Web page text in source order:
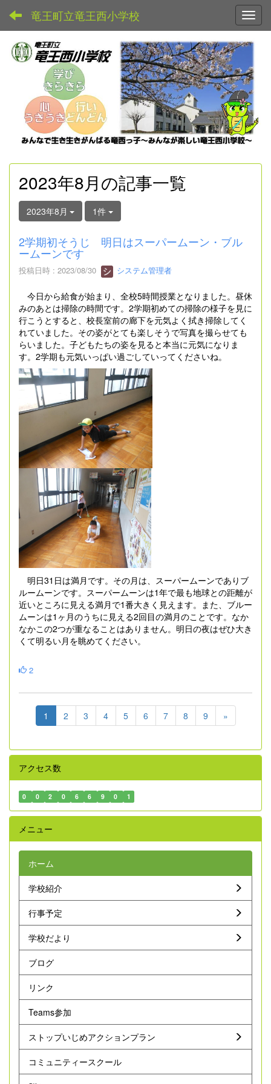
竜王町立竜王西小学校
2023年8月の記事一覧
2023年8月 1件
2学期初そうじ 明日はスーパームーン・ブル
ームーンです
投稿日時 : 2023/08/30 システム管理者
今日から給食が始まり、全校5時間授業となりました。昼休
みのあとは掃除の時間です。2学期初めての掃除の様子を見に
行こうとすると、校長室前の廊下を元気よく拭き掃除してく
れていました。その姿がとても楽しそうで写真を撮らせても
らいました。子どもたちの姿を見ると本当に元気になりま
す。2学期も元気いっぱい過ごしていってくださいね。
明日31日は満月です。その月は、スーパームーンでありブ
ルームーンです。スーパームーンは1年で最も地球との距離が
近いところに見える満月で1番大きく見えます。また、ブルー
ムーンは1ヶ月のうちに見える2回目の満月のことです。なか
なかこの2つが重なることはありません。明日の夜はぜひ大き
くて明るい月を眺めてください。
2
1 2 3 4 5 6 7 8 9 »
アクセス数
0 0 2 0 6 6 9 0 1
メニュー
ホーム
学校紹介
行事予定
学校だより
ブログ
リンク
Teams参加
ストップいじめアクションプラン
コミュニティースクール